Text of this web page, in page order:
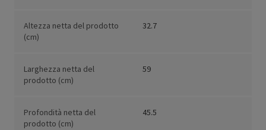
Altezza netta del prodotto
(cm)
32.7
Larghezza netta del
prodotto (cm)
59
Profondità netta del
prodotto (cm)
45.5